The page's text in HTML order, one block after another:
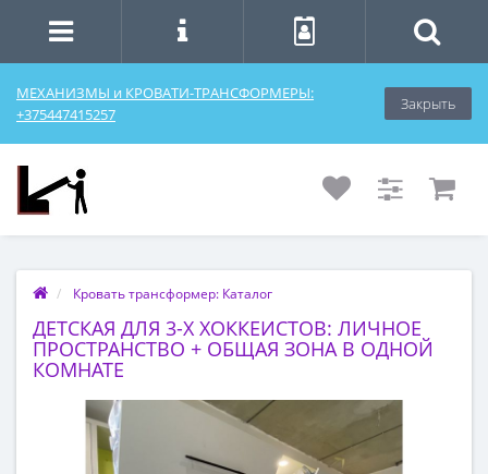
МЕХАНИЗМЫ и КРОВАТИ-ТРАНСФОРМЕРЫ:
+375447415257
Закрыть
Кровать трансформер: Каталог
ДЕТСКАЯ ДЛЯ 3-Х ХОККЕИСТОВ: ЛИЧНОЕ
ПРОСТРАНСТВО + ОБЩАЯ ЗОНА В ОДНОЙ
КОМНАТЕ